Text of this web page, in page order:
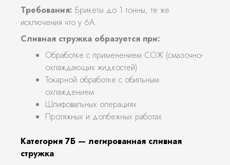
Требования: Брикеты до 1 тонны, те же
исключения что у 6А.
Сливная стружка образуется при:
Обработке с применением СОЖ (смазочно-
охлаждающих жидкостей)
Токарной обработке с обильным
охлаждением
Шлифовальных операциях
Протяжных и долбежных работах
Категория 7Б — легированная сливная
стружка